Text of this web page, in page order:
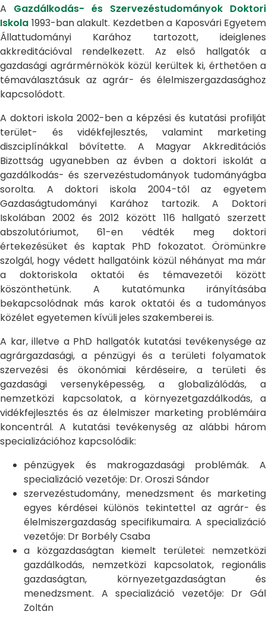
A Gazdálkodás- és Szervezéstudományok Doktori
Iskola 1993-ban alakult. Kezdetben a Kaposvári Egyetem
Állattudományi Karához tartozott, ideiglenes
akkreditációval rendelkezett. Az első hallgatók a
gazdasági agrármérnökök közül kerültek ki, érthetően a
témaválasztásuk az agrár- és élelmiszergazdasághoz
kapcsolódott.
A doktori iskola 2002-ben a képzési és kutatási profilját
terület- és vidékfejlesztés, valamint marketing
diszciplínákkal bővítette. A Magyar Akkreditációs
Bizottság ugyanebben az évben a doktori iskolát a
gazdálkodás- és szervezéstudományok tudományágba
sorolta. A doktori iskola 2004-től az egyetem
Gazdaságtudományi Karához tartozik. A Doktori
Iskolában 2002 és 2012 között 116 hallgató szerzett
abszolutóriumot, 61-en védték meg doktori
értekezésüket és kaptak PhD fokozatot. Örömünkre
szolgál, hogy védett hallgatóink közül néhányat ma már
a doktoriskola oktatói és témavezetői között
köszönthetünk. A kutatómunka irányításába
bekapcsolódnak más karok oktatói és a tudományos
közélet egyetemen kívüli jeles szakemberei is.
A kar, illetve a PhD hallgatók kutatási tevékenysége az
agrárgazdasági, a pénzügyi és a területi folyamatok
szervezési és ökonómiai kérdéseire, a területi és
gazdasági versenyképesség, a globalizálódás, a
nemzetközi kapcsolatok, a környezetgazdálkodás, a
vidékfejlesztés és az élelmiszer marketing problémáira
koncentrál. A kutatási tevékenység az alábbi három
specializációhoz kapcsolódik:
pénzügyek és makrogazdasági problémák. A
specializáció vezetője: Dr. Oroszi Sándor
szervezéstudomány, menedzsment és marketing
egyes kérdései különös tekintettel az agrár- és
élelmiszergazdaság specifikumaira. A specializáció
vezetője: Dr Borbély Csaba
a közgazdaságtan kiemelt területei: nemzetközi
gazdálkodás, nemzetközi kapcsolatok, regionális
gazdaságtan, környezetgazdaságtan és
menedzsment. A specializáció vezetője: Dr Gál
Zoltán